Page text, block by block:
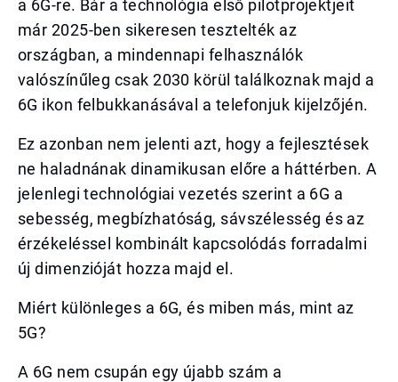
a 6G-re. Bár a technológia első pilotprojektjeit
már 2025-ben sikeresen tesztelték az
országban, a mindennapi felhasználók
valószínűleg csak 2030 körül találkoznak majd a
6G ikon felbukkanásával a telefonjuk kijelzőjén.
Ez azonban nem jelenti azt, hogy a fejlesztések
ne haladnának dinamikusan előre a háttérben. A
jelenlegi technológiai vezetés szerint a 6G a
sebesség, megbízhatóság, sávszélesség és az
érzékeléssel kombinált kapcsolódás forradalmi
új dimenzióját hozza majd el.
Miért különleges a 6G, és miben más, mint az
5G?
A 6G nem csupán egy újabb szám a